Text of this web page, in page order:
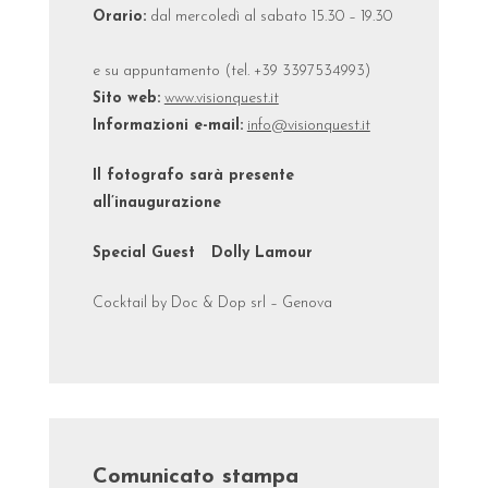
Orario:dal mercoledì al sabato 15.30 – 19.30
e su appuntamento (tel. +39 3397534993)
Sito web: www.visionquest.it
Informazioni e-mail: info@visionquest.it
Il fotografo sarà presente
all’inaugurazione
Special Guest Dolly Lamour
Cocktail by Doc & Dop srl – Genova
Comunicato stampa